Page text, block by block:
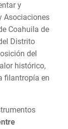
y
Asociaciones
Coahuila de
Distrito
del
histórico,
filantropía en